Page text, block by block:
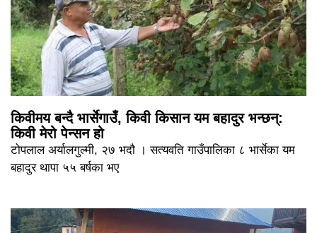
किवीमय बन्दै भार्सेगाउँ, किवी किसान यम बहादुर भन्छन्:
किवी मेरो पेन्सन हो
टोपलाल अर्यालगुल्मी, २७ भदौ । सत्यवति गाउँपालिका ८ भार्सेका यम
बहादुर थापा ५५ बर्षका भए